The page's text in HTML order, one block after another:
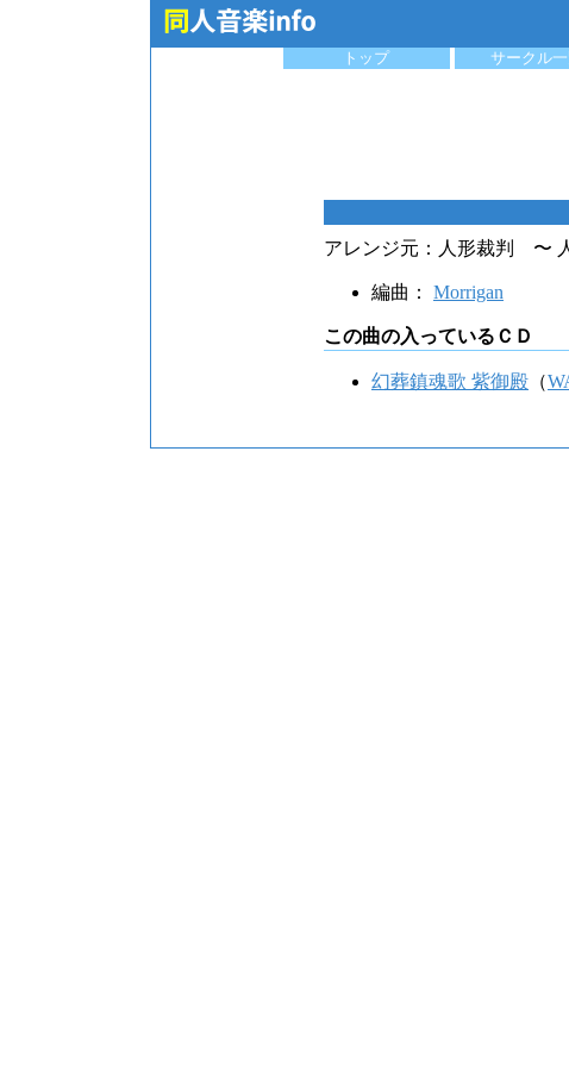
トップ
サークル
アレンジ元：人形裁判 〜
編曲： Morrigan
この曲の入っているＣＤ
幻葬鎮魂歌 紫御殿 （